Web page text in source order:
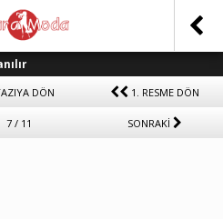
DÖN 1. RESME DÖN
7 / 11 SONRAKİ